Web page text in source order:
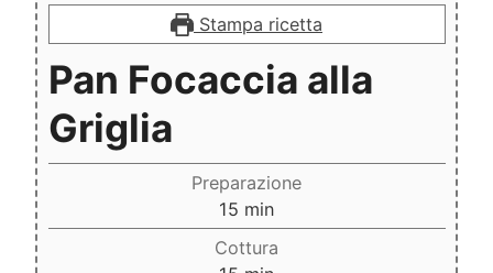
Stampa ricetta
Pan Focaccia alla
Griglia
Preparazione
15 minuti
min
Cottura